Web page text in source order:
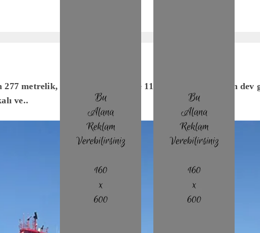
277 metrelik, 2 bin 342 yolcusu ve 1150 personeli bulunan
ve..